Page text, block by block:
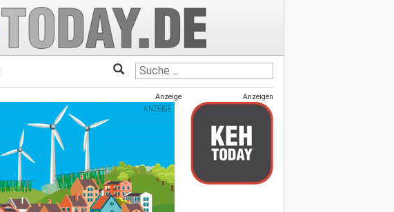
Anzeige Anzeigen